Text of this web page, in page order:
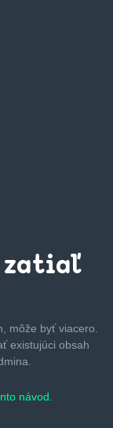
zatiaľ
môže byťviacero.
existujúci obsah
návod.